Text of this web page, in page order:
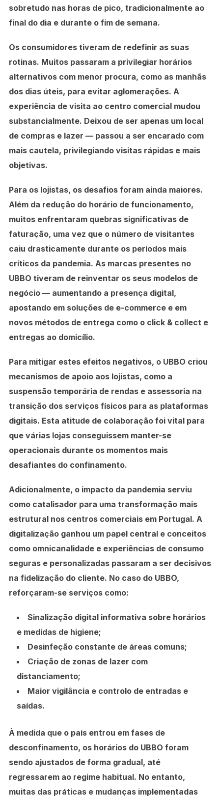
sobretudo nas horas de pico, tradicionalmente ao
final do dia e durante o fim de semana.
Os consumidores tiveram de redefinir as suas
rotinas. Muitos passaram a privilegiar horários
alternativos com menor procura, como as manhãs
dos dias úteis, para evitar aglomerações. A
experiência de visita ao centro comercial mudou
substancialmente. Deixou de ser apenas um local
de compras e lazer — passou a ser encarado com
mais cautela, privilegiando visitas rápidas e mais
objetivas.
Para os lojistas, os desafios foram ainda maiores.
Além da redução do horário de funcionamento,
muitos enfrentaram quebras significativas de
faturação, uma vez que o número de visitantes
caiu drasticamente durante os períodos mais
críticos da pandemia. As marcas presentes no
UBBO tiveram de reinventar os seus modelos de
negócio — aumentando a presença digital,
apostando em soluções de e-commerce e em
novos métodos de entrega como o click & collect e
entregas ao domicílio.
Para mitigar estes efeitos negativos, o UBBO criou
mecanismos de apoio aos lojistas, como a
suspensão temporária de rendas e assessoria na
transição dos serviços físicos para as plataformas
digitais. Esta atitude de colaboração foi vital para
que várias lojas conseguissem manter-se
operacionais durante os momentos mais
desafiantes do confinamento.
Adicionalmente, o impacto da pandemia serviu
como catalisador para uma transformação mais
estrutural nos centros comerciais em Portugal. A
digitalização ganhou um papel central e conceitos
como omnicanalidade e experiências de consumo
seguras e personalizadas passaram a ser decisivos
na fidelização do cliente. No caso do UBBO,
reforçaram-se serviços como:
Sinalização digital informativa sobre horários
e medidas de higiene;
Desinfeção constante de áreas comuns;
Criação de zonas de lazer com
distanciamento;
Maior vigilância e controlo de entradas e
saídas.
À medida que o país entrou em fases de
desconfinamento, os horários do UBBO foram
sendo ajustados de forma gradual, até
regressarem ao regime habitual. No entanto,
muitas das práticas e mudanças implementadas